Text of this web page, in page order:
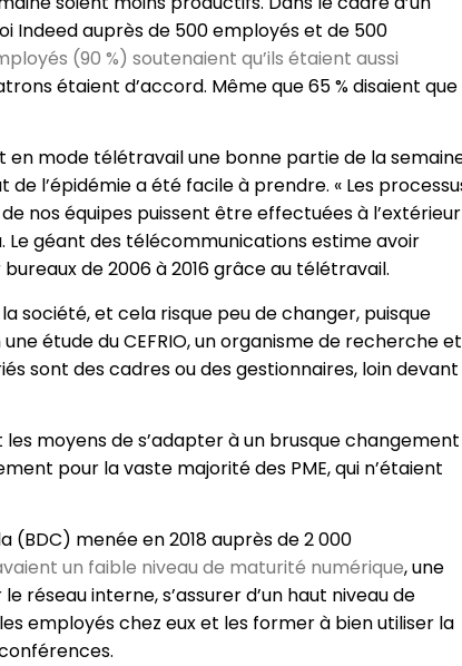
Indeed auprès de 500 employés et de 500
(90 %) soutenaient qu’ils étaient aussi
étaient d’accord. Même que 65 % disaient que
en mode télétravail une bonne partie de la
l’épidémie a été facile à prendre. « Les
nos équipes puissent être effectuées à l’extérieur
Le géant des télécommunications estime avoir
de 2006 à 2016 grâce au télétravail.
société, et cela risque peu de changer, puisque
étude du CEFRIO, un organisme de recherche et
sont des cadres ou des gestionnaires, loin devant
moyens de s’adapter à un brusque changement
pour la vaste majorité des PME, qui n’étaient
(BDC) menée en 2018 auprès de 2 000
un faible niveau de maturité numérique, une
interne, s’assurer d’un haut niveau de
employés chez eux et les former à bien utiliser la